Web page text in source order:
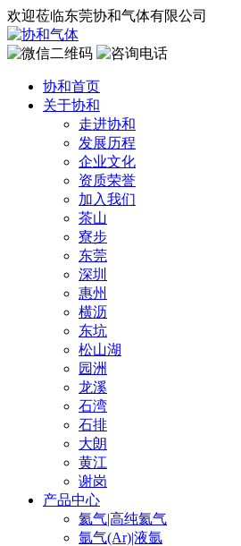
欢迎莅临东莞协和气体有限公司
协和首页
关于协和
走进协和
发展历程
企业文化
资质荣誉
加入我们
茶山
寮步
东莞
深圳
惠州
横沥
东坑
松山湖
园洲
龙溪
石湾
石排
大朗
黄江
谢岗
产品中心
氦气|高纯氦气
氩气(Ar)|液氩